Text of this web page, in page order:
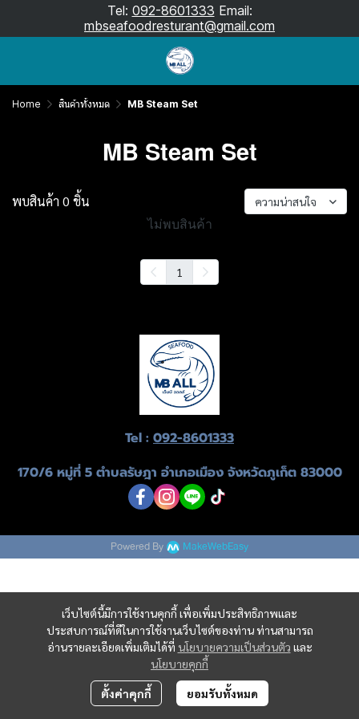
Tel: 092-8601333 Email:
mbseafoodresturant@gmail.com
Home สินค้าทั้งหมด MB Steam Set
MB Steam Set
พบสินค้า 0 ชิ้น ความน่าสนใจ
ไม่พบสินค้า
1
เว็บไซต์นี้มีการใช้งานคุกกี้ เพื่อเพิ่มประสิทธิภาพและ
ประสบการณ์ที่ดีในการใช้งานเว็บไซต์ของท่าน ท่านสามารถ
อ่านรายละเอียดเพิ่มเติมได้ที่ นโยบายความเป็นส่วนตัว และ
นโยบายคุกกี้
ตั้งค่าคุกกี้ ยอมรับทั้งหมด
Tel : 092-8601333
170/6 หมู่ที่ 5 ตำบลรัษฎา อำเภอเมือง จังหวัดภูเก็ต 83000
Powered By MakeWebEasy